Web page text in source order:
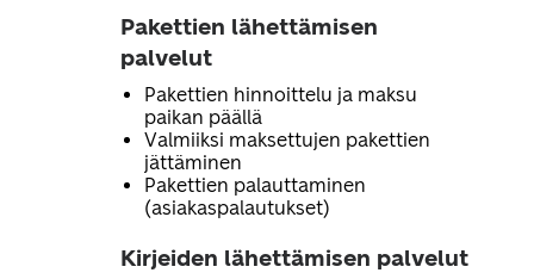
Pakettien lähettämisen
palvelut
Pakettien hinnoittelu ja maksu
paikan päällä
Valmiiksi maksettujen pakettien
jättäminen
Pakettien palauttaminen
(asiakaspalautukset)
Kirjeiden lähettämisen palvelut